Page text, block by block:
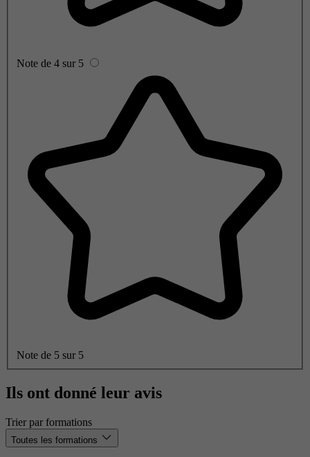
Note de 4 sur 5
Note de 5 sur 5
Ils ont donné leur avis
Trier par formations
Toutes les formations